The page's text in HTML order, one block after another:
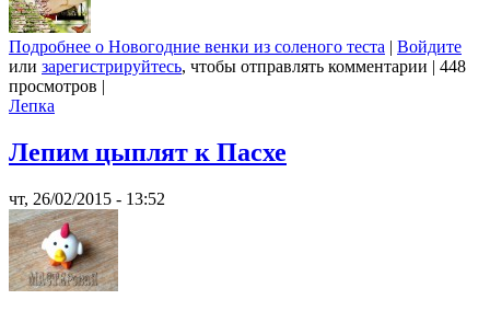
Подробнее о Новогодние венки из соленого теста | Войдите
или зарегистрируйтесь, чтобы отправлять комментарии | 448
просмотров |
Лепка
Лепим цыплят к Пасхе
чт, 26/02/2015 - 13:52